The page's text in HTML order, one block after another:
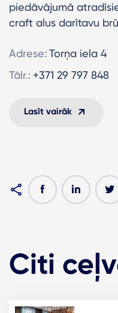
piedāvājumā
craft alus darītavu
Adrese: Torņa iela 4
Tālr.: +371 29 797 848
Lasīt vairāk
Citi